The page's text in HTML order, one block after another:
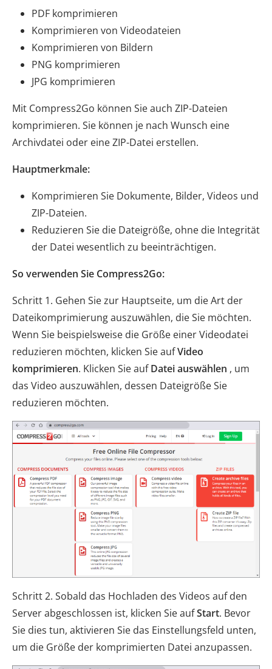
PDF komprimieren
Komprimieren von Videodateien
Komprimieren von Bildern
PNG komprimieren
JPG komprimieren
Mit Compress2Go können Sie auch ZIP-Dateien
komprimieren. Sie können je nach Wunsch eine
Archivdatei oder eine ZIP-Datei erstellen.
Hauptmerkmale:
Komprimieren Sie Dokumente, Bilder, Videos und
ZIP-Dateien.
Reduzieren Sie die Dateigröße, ohne die Integrität
der Datei wesentlich zu beeinträchtigen.
So verwenden Sie Compress2Go:
Schritt 1. Gehen Sie zur Hauptseite, um die Art der
Dateikomprimierung auszuwählen, die Sie möchten.
Wenn Sie beispielsweise die Größe einer Videodatei
reduzieren möchten, klicken Sie aufVideo
komprimieren. Klicken Sie aufDatei auswählen , um
das Video auszuwählen, dessen Dateigröße Sie
reduzieren möchten.
Schritt 2. Sobald das Hochladen des Videos auf den
Server abgeschlossen ist, klicken Sie aufStart. Bevor
Sie dies tun, aktivieren Sie das Einstellungsfeld unten,
um die Größe der komprimierten Datei anzupassen.